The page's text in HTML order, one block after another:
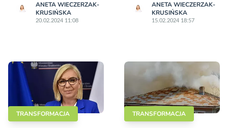
ANETA WIECZERZAK-
KRUSIŃSKA
20.02.2024 11:08
ANETA WIECZERZAK-
KRUSIŃSKA
15.02.2024 18:57
TRANSFORMACJA TRANSFORMACJA